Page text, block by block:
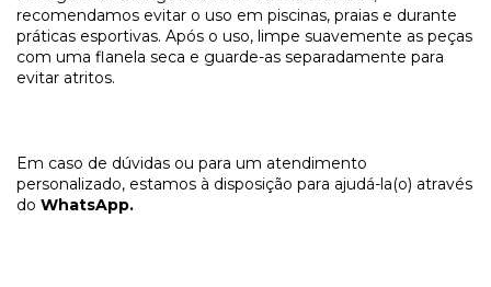
recomendamos evitar o uso em piscinas, praias e durante
práticas esportivas. Após o uso, limpe suavemente as peças
com uma flanela seca e guarde-as separadamente para
evitar atritos.
Em caso de dúvidas ou para um atendimento
personalizado, estamos à disposição para ajudá-la(o) através
do WhatsApp.